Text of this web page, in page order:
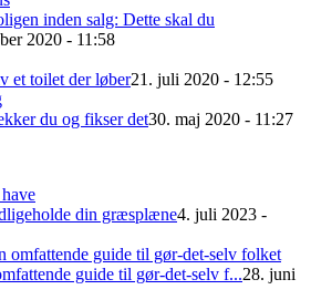
inden salg: Dette skal du
2020 - 11:58
et toilet der løber21. juli 2020 - 12:55
du og fikser det30. maj 2020 - 11:27
din græsplæne4. juli 2023 -
guide til gør-det-selv f...28. juni